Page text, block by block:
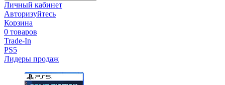
Личный кабинет
Авторизуйтесь
Корзина
0 товаров
Trade-In
PS5
Лидеры продаж